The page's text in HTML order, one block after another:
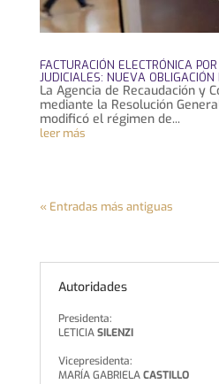
FACTURACIÓN ELECTRÓNICA
JUDICIALES: NUEVA OBLIGACIÓN
La Agencia de Recaudación y
mediante la Resolución
modificó el régimen de...
leer más
« Entradas más antiguas
Autoridades
Presidenta:
LETICIASILENZI
Vicepresidenta:
MARÍA GABRIELACASTILLO